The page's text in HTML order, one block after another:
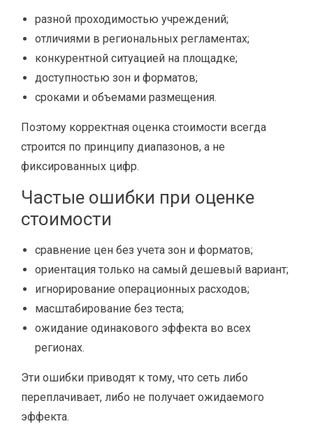
разной проходимостью учреждений;
отличиями в региональных регламентах;
конкурентной ситуацией на площадке;
доступностью зон и форматов;
сроками и объемами размещения.
Поэтому корректная оценка стоимости всегда
строится по принципу диапазонов, а не
фиксированных цифр.
Частые ошибки при оценке
стоимости
сравнение цен без учета зон и форматов;
ориентация только на самый дешевый вариант;
игнорирование операционных расходов;
масштабирование без теста;
ожидание одинакового эффекта во всех
регионах.
Эти ошибки приводят к тому, что сеть либо
переплачивает, либо не получает ожидаемого
эффекта.